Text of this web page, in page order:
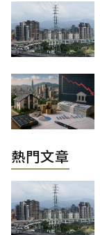
熱門文章